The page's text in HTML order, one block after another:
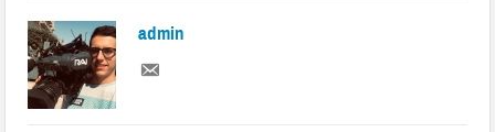
admin